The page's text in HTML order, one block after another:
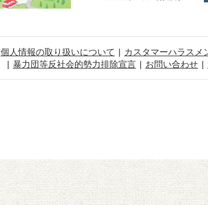
個人情報の取り扱いについて カスタマーハラスメ
暴力団等反社会的勢力排除宣言
お問い合わせ